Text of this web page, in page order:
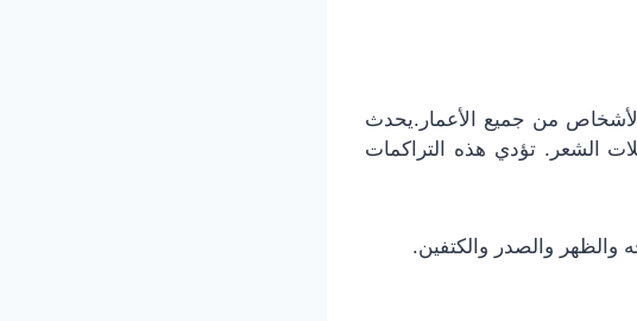
من جميع الأعمار.يحدث
الشعر. تؤدي هذه التراكمات
والصدر والكتفين.